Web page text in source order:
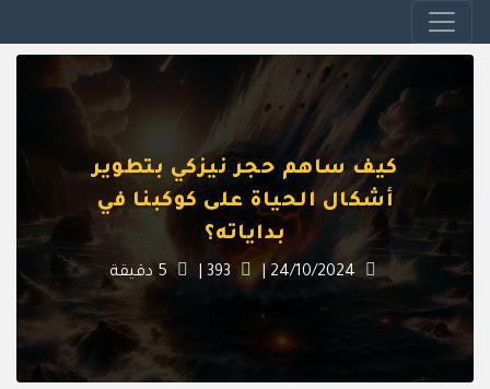
كيف ساهم حجر نيزكي بتطوير
أشكال الحياة على كوكبنا في
بداياته؟
24/10/2024
|
5 دقيقة